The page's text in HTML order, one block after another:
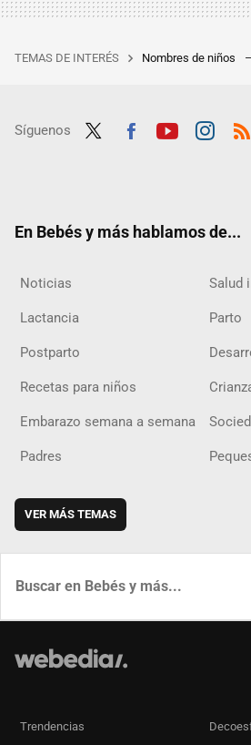
TEMAS DE INTERÉS Nombres de niños
Síguenos
En Bebés y más hablamos de...
Noticias Salud
Lactancia Parto
Postparto
Recetas para niños
Embarazo semana a semana
Padres
VER MÁS TEMAS
Trendencias